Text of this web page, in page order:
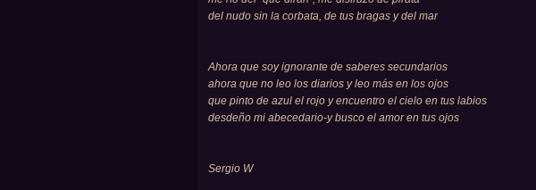
del nudo sin la corbata, de tus bragas y del mar
Ahora que soy ignorante de saberes secundarios
ahora que no leo los diarios y leo más en los ojos
que pinto de azul el rojo y encuentro el cielo en tus labios
desdeño mi abecedario-y busco el amor en tus ojos
Sergio W